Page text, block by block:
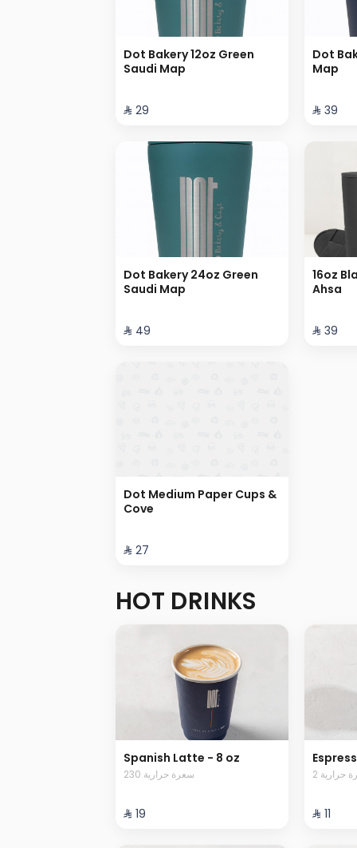
Dot Bakery 12oz Green
Saudi Map
⁨⁦‪‬ 29⁩
Dot
Map
⁨⁦‪‬ 39⁩
Dot Bakery 24oz Green
Saudi Map
⁨⁦‪‬ 49⁩
16oz
Ahsa
⁨⁦‪‬ 39⁩
Dot Medium Paper Cups &
Cove
⁨⁦‪‬ 27⁩
HOT DRINKS
Spanish Latte - 8 oz
230 سعرة حرارية
⁨⁦‪‬ 19⁩
حرارية
⁨⁦‪‬ 11⁩